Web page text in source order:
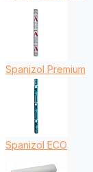
Spanizol Premium
Spanizol ECO